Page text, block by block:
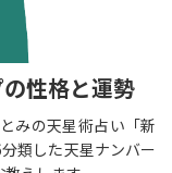
性格と運勢
みの天星術占い「新
類した天星ナンバー